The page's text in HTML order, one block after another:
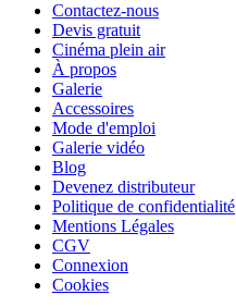
Contactez-nous
Devis gratuit
Cinéma plein air
À propos
Galerie
Accessoires
Mode d'emploi
Galerie vidéo
Blog
Devenez distributeur
Politique de confidentialité
Mentions Légales
CGV
Connexion
Cookies